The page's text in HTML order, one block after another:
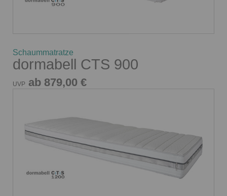
Schaummatratze
dormabell CTS 900
UVP ab 879,00 €